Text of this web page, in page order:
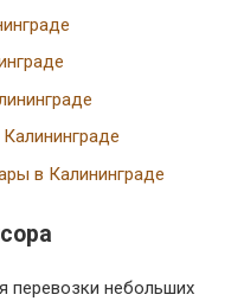
экологии без
происходит в
воздействует на
в Калининграде
перевозки небольших